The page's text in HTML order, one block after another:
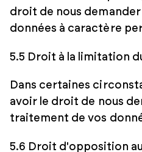
droit de nous
données à caractère
5.5 Droit à la limitation
Dans certaines
avoir le droit de nous
traitement de vos
5.6 Droit d'opposition